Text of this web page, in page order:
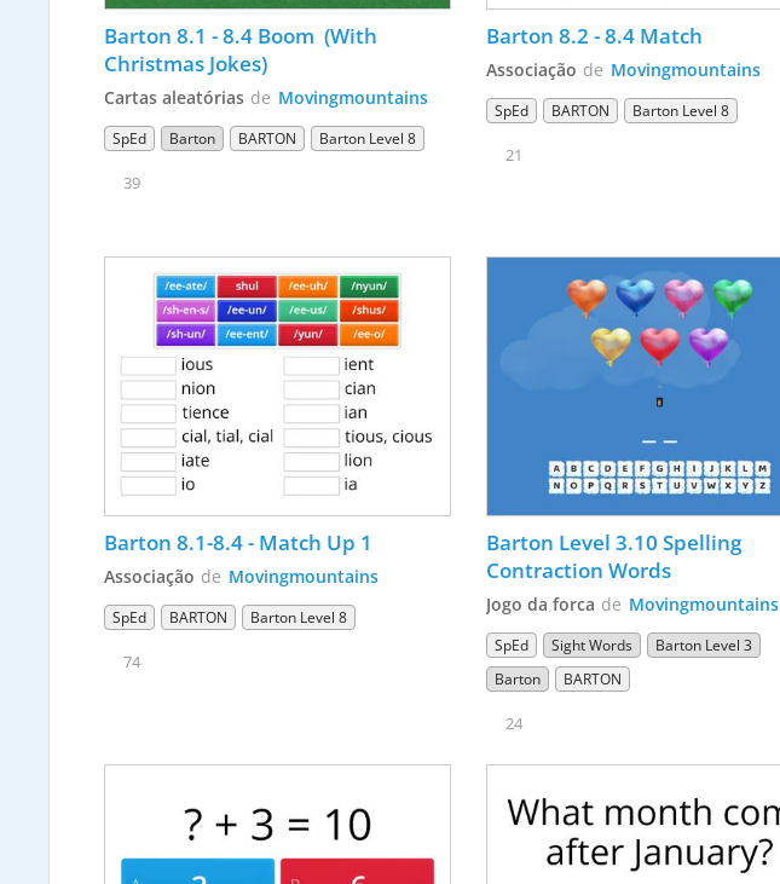
Barton 8.1 - 8.4 Boom  (With
Christmas Jokes)
Cartas aleatórias de Movingmountains
SpEd Barton BARTON Barton Level 8
39
Barton 8.2 - 8.4 Match
Associação de Movingmountains
SpEd BARTON Barton Level 8
21
Barton 8.1-8.4 - Match Up 1
Associação de Movingmountains
SpEd BARTON Barton Level 8
74
Barton Level 3.10 Spelling
Contraction Words
Jogo da forca de Movingmountains
SpEd Sight Words
Barton Level 3
Barton
BARTON
24